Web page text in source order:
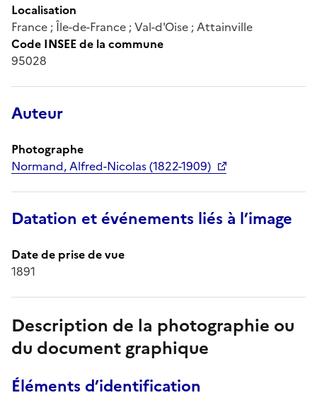
Localisation
France ; Île-de-France ; Val-d'Oise ; Attainville
Code INSEE de la commune
95028
Auteur
Photographe
Normand, Alfred-Nicolas (1822-1909)
Datation et événements liés à l’image
Date de prise de vue
1891
Description de la photographie ou
du document graphique
Éléments d’identification